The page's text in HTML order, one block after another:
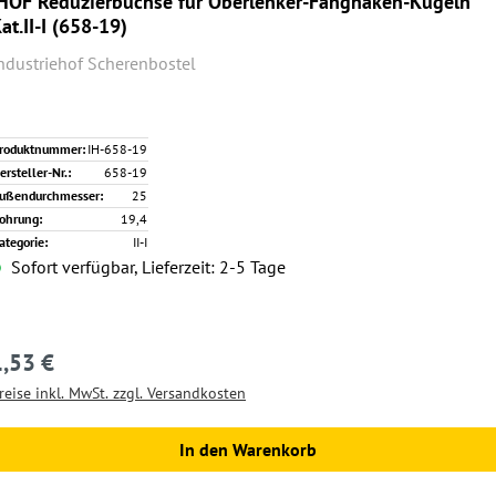
I (658-19)
Scherenbostel
IH-658-19
Nr.:
658-19
25
19,4
II-I
Sofort verfügbar, Lieferzeit: 2-5 Tage
Preis:
€
inkl. MwSt. zzgl. Versandkosten
In den Warenkorb